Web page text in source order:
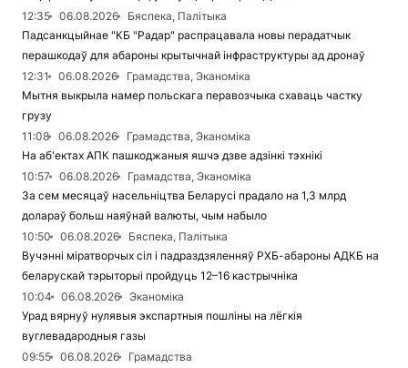
12:35
06.08.2026
Бяспека, Палітыка
Падсанкцыйнае "КБ "Радар" распрацавала новы перадатчык
перашкодаў для абароны крытычнай інфраструктуры ад дронаў
12:31
06.08.2026
Грамадства, Эканоміка
Мытня выкрыла намер польскага перавозчыка схаваць частку
грузу
11:08
06.08.2026
Грамадства, Эканоміка
На аб'ектах АПК пашкоджаныя яшчэ дзве адзінкі тэхнікі
10:57
06.08.2026
Грамадства, Эканоміка
За сем месяцаў насельніцтва Беларусі прадало на 1,3 млрд
долараў больш наяўнай валюты, чым набыло
10:50
06.08.2026
Бяспека, Палітыка
Вучэнні міратворчых сіл і падраздзяленняў РХБ-абароны АДКБ на
беларускай тэрыторыі пройдуць 12–16 кастрычніка
10:04
06.08.2026
Эканоміка
Урад вярнуў нулявыя экспартныя пошліны на лёгкія
вуглевадародныя газы
09:55
06.08.2026
Грамадства